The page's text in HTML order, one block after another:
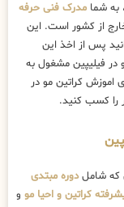
به شما مدرک فنی حرفه
از کشور است. این
پس از اخذ این
در فیلیپین مشغول به
اموزش کراتین مو در
را کسب کنید.
که شاملدوره مبتدی
کراتین و احیا مو و